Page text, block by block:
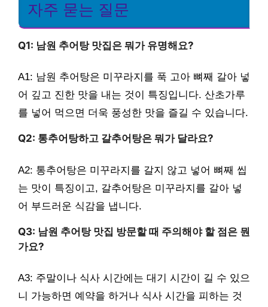
자주 묻는 질문
Q1: 남원 추어탕 맛집은 뭐가 유명해요?
A1: 남원 추어탕은 미꾸라지를 푹 고아 뼈째 갈아 넣
어 깊고 진한 맛을 내는 것이 특징입니다. 산초가루
를 넣어 먹으면 더욱 풍성한 맛을 즐길 수 있습니다.
Q2: 통추어탕하고 갈추어탕은 뭐가 달라요?
A2: 통추어탕은 미꾸라지를 갈지 않고 넣어 뼈째 씹
는 맛이 특징이고, 갈추어탕은 미꾸라지를 갈아 넣
어 부드러운 식감을 냅니다.
Q3: 남원 추어탕 맛집 방문할 때 주의해야 할 점은 뭔
가요?
A3: 주말이나 식사 시간에는 대기 시간이 길 수 있으
니 가능하면 예약을 하거나 식사 시간을 피하는 것